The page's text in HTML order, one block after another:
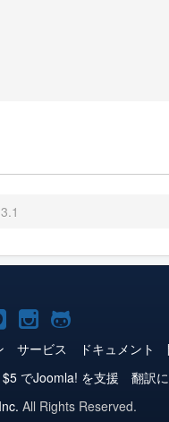
Joomla!
Pinterest
Joomla!
Instagram
Joomla!
GitHub
サービス ドキュメント
$5 でJoomla! を支援 翻訳
All Rights Reserved.